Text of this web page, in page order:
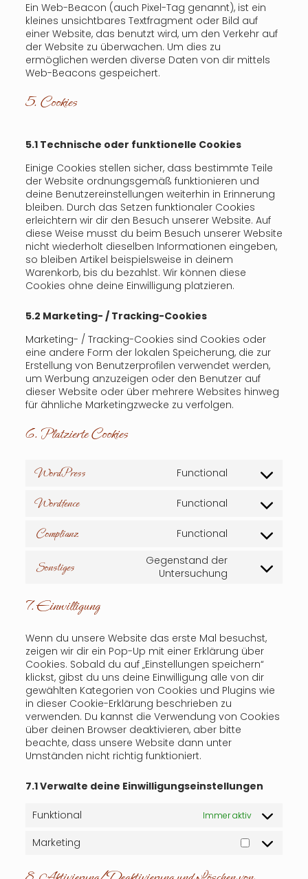
Ein Web-Beacon (auch Pixel-Tag genannt), ist ein
kleines unsichtbares Textfragment oder Bild auf
einer Website, das benutzt wird, um den Verkehr auf
der Website zu überwachen. Um dies zu
ermöglichen werden diverse Daten von dir mittels
Web-Beacons gespeichert.
5. Cookies
5.1 Technische oder funktionelle Cookies
Einige Cookies stellen sicher, dass bestimmte Teile
der Website ordnungsgemäß funktionieren und
deine Benutzereinstellungen weiterhin in Erinnerung
bleiben. Durch das Setzen funktionaler Cookies
erleichtern wir dir den Besuch unserer Website. Auf
diese Weise musst du beim Besuch unserer Website
nicht wiederholt dieselben Informationen eingeben,
so bleiben Artikel beispielsweise in deinem
Warenkorb, bis du bezahlst. Wir können diese
Cookies ohne deine Einwilligung platzieren.
5.2 Marketing- / Tracking-Cookies
Marketing- / Tracking-Cookies sind Cookies oder
eine andere Form der lokalen Speicherung, die zur
Erstellung von Benutzerprofilen verwendet werden,
um Werbung anzuzeigen oder den Benutzer auf
dieser Website oder über mehrere Websites hinweg
für ähnliche Marketingzwecke zu verfolgen.
6. Platzierte Cookies
WordPress Functional
Consent
service
Wordfence Functional
Consent
service
Complianz Functional
Consent
service
complianz
Sonstiges
Gegenstand der
Untersuchung
Consent
7. Einwilligung
Wenn du unsere Website das erste Mal besuchst,
zeigen wir dir ein Pop-Up mit einer Erklärung über
Cookies. Sobald du auf „Einstellungen speichern“
klickst, gibst du uns deine Einwilligung alle von dir
gewählten Kategorien von Cookies und Plugins wie
in dieser Cookie-Erklärung beschrieben zu
verwenden. Du kannst die Verwendung von Cookies
über deinen Browser deaktivieren, aber bitte
beachte, dass unsere Website dann unter
Umständen nicht richtig funktioniert.
7.1 Verwalte deine Einwilligungseinstellungen
Funktional Immer aktiv
Marketing Marketing